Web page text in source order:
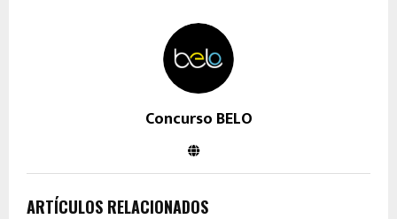
Concurso BELO
ARTÍCULOS RELACIONADOS